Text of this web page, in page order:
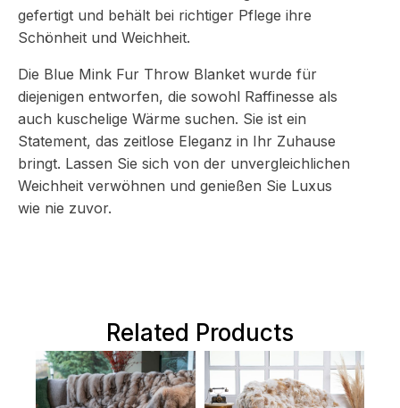
gefertigt und behält bei richtiger Pflege ihre
Schönheit und Weichheit.
Die Blue Mink Fur Throw Blanket wurde für
diejenigen entworfen, die sowohl Raffinesse als
auch kuschelige Wärme suchen. Sie ist ein
Statement, das zeitlose Eleganz in Ihr Zuhause
bringt. Lassen Sie sich von der unvergleichlichen
Weichheit verwöhnen und genießen Sie Luxus
wie nie zuvor.
Related Products